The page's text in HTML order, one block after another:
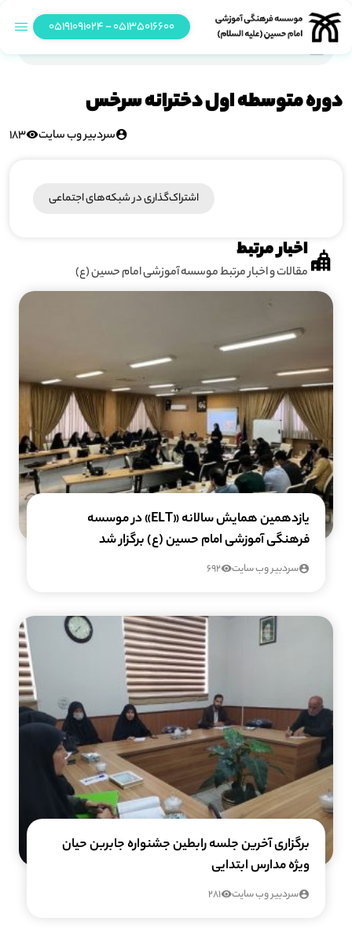
05135016600 - 05191091024
دوره متوسطه اول دخترانه سرخس
سردبیر وب سایت 183
اشتراک‌گذاری در شبکه‎‌های اجتماعی
اخبار مرتبط
مقالات و اخبار مرتبط موسسه آموزشی امام حسین (ع)
یازدهمین همایش سالانه «ELT» در موسسه
فرهنگی آموزشی امام حسین (ع) برگزار شد
سردبیر وب سایت 692
برگزاری آخرین جلسه رابطین جشنواره جابربن حیان
ویژه مدارس ابتدایی
سردبیر وب سایت 281